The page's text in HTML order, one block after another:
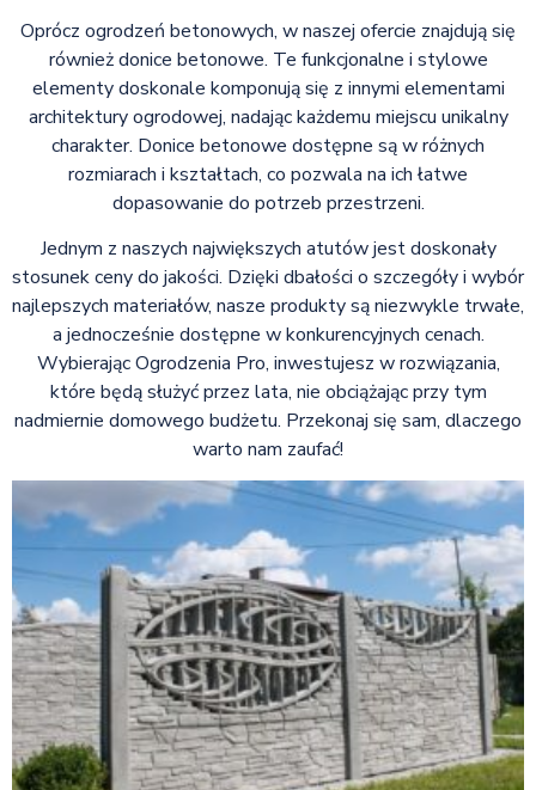
Oprócz ogrodzeń betonowych, w naszej ofercie znajdują się
również donice betonowe. Te funkcjonalne i stylowe
elementy doskonale komponują się z innymi elementami
architektury ogrodowej, nadając każdemu miejscu unikalny
charakter. Donice betonowe dostępne są w różnych
rozmiarach i kształtach, co pozwala na ich łatwe
dopasowanie do potrzeb przestrzeni.
Jednym z naszych największych atutów jest doskonały
stosunek ceny do jakości. Dzięki dbałości o szczegóły i wybór
najlepszych materiałów, nasze produkty są niezwykle trwałe,
a jednocześnie dostępne w konkurencyjnych cenach.
Wybierając Ogrodzenia Pro, inwestujesz w rozwiązania,
które będą służyć przez lata, nie obciążając przy tym
nadmiernie domowego budżetu. Przekonaj się sam, dlaczego
warto nam zaufać!